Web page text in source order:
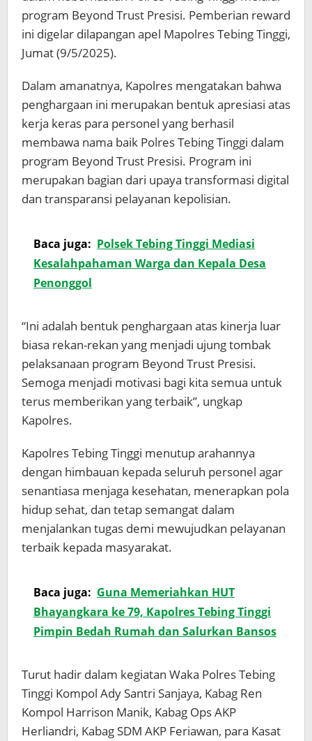
program Beyond Trust Presisi. Pemberian reward
ini digelar dilapangan apel Mapolres Tebing Tinggi,
Jumat (9/5/2025).
Dalam amanatnya, Kapolres mengatakan bahwa
penghargaan ini merupakan bentuk apresiasi atas
kerja keras para personel yang berhasil
membawa nama baik Polres Tebing Tinggi dalam
program Beyond Trust Presisi. Program ini
merupakan bagian dari upaya transformasi digital
dan transparansi pelayanan kepolisian.
Baca juga: Polsek Tebing Tinggi Mediasi
Kesalahpahaman Warga dan Kepala Desa
Penonggol
“Ini adalah bentuk penghargaan atas kinerja luar
biasa rekan-rekan yang menjadi ujung tombak
pelaksanaan program Beyond Trust Presisi.
Semoga menjadi motivasi bagi kita semua untuk
terus memberikan yang terbaik”, ungkap
Kapolres.
Kapolres Tebing Tinggi menutup arahannya
dengan himbauan kepada seluruh personel agar
senantiasa menjaga kesehatan, menerapkan pola
hidup sehat, dan tetap semangat dalam
menjalankan tugas demi mewujudkan pelayanan
terbaik kepada masyarakat.
Baca juga: Guna Memeriahkan HUT
Bhayangkara ke 79, Kapolres Tebing Tinggi
Pimpin Bedah Rumah dan Salurkan Bansos
Turut hadir dalam kegiatan Waka Polres Tebing
Tinggi Kompol Ady Santri Sanjaya, Kabag Ren
Kompol Harrison Manik, Kabag Ops AKP
Herliandri, Kabag SDM AKP Feriawan, para Kasat